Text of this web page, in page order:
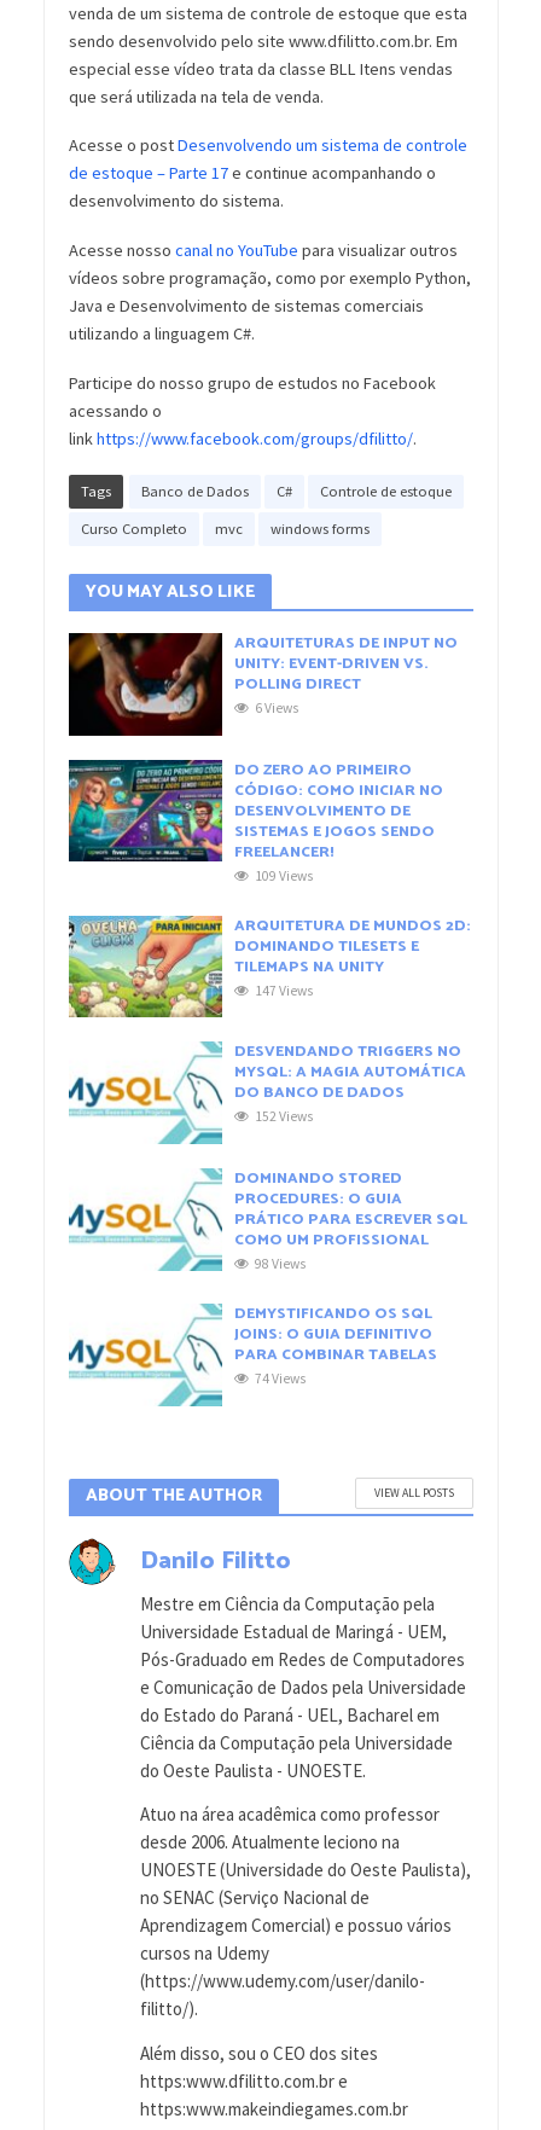
venda de um sistema de controle de estoque que esta
sendo desenvolvido pelo site www.dfilitto.com.br. Em
especial esse vídeo trata da classe BLL Itens vendas
que será utilizada na tela de venda.
Acesse o postDesenvolvendo um sistema de controle
de estoque – Parte 17e continue acompanhando o
desenvolvimento do sistema.
Acesse nosso canal no YouTube para visualizar outros
vídeos sobre programação, como por exemplo Python,
Java e Desenvolvimento de sistemas comerciais
utilizando a linguagem C#.
Participe do nosso grupo de estudos no Facebook
acessando o
linkhttps://www.facebook.com/groups/dfilitto/.
Tags Banco de Dados C# Controle de estoque
Curso Completo mvc windows forms
YOU MAY ALSO LIKE
ARQUITETURAS DE INPUT NO
UNITY: EVENT-DRIVEN VS.
POLLING DIRECT
6 Views
DO ZERO AO PRIMEIRO
CÓDIGO: COMO INICIAR NO
DESENVOLVIMENTO DE
SISTEMAS E JOGOS SENDO
FREELANCER!
109 Views
ARQUITETURA DE MUNDOS 2D:
DOMINANDO TILESETS E
TILEMAPS NA UNITY
147 Views
DESVENDANDO TRIGGERS NO
MYSQL: A MAGIA AUTOMÁTICA
DO BANCO DE DADOS
152 Views
DOMINANDO STORED
PROCEDURES: O GUIA
PRÁTICO PARA ESCREVER SQL
COMO UM PROFISSIONAL
98 Views
DEMYSTIFICANDO OS SQL
JOINS: O GUIA DEFINITIVO
PARA COMBINAR TABELAS
74 Views
ABOUT THE AUTHOR VIEW ALL POSTS
Danilo Filitto
Mestre em Ciência da Computação pela
Universidade Estadual de Maringá - UEM,
Pós-Graduado em Redes de Computadores
e Comunicação de Dados pela Universidade
do Estado do Paraná - UEL, Bacharel em
Ciência da Computação pela Universidade
do Oeste Paulista - UNOESTE.
Atuo na área acadêmica como professor
desde 2006. Atualmente leciono na
UNOESTE (Universidade do Oeste Paulista),
no SENAC (Serviço Nacional de
Aprendizagem Comercial) e possuo vários
cursos na Udemy
(https://www.udemy.com/user/danilo-
filitto/).
Além disso, sou o CEO dos sites
https:www.dfilitto.com.br e
https:www.makeindiegames.com.br